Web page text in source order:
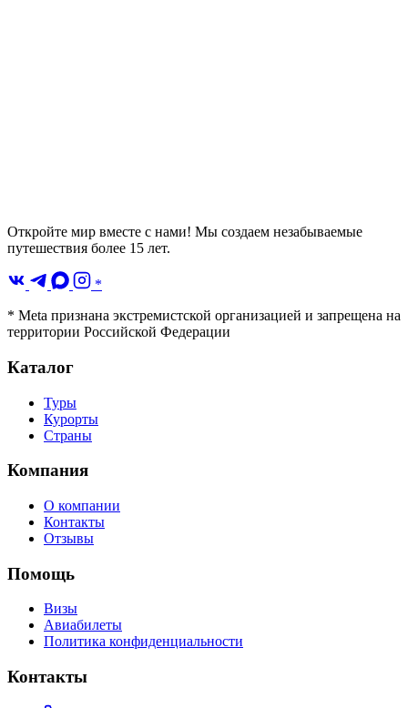
Откройте мир вместе с нами! Мы создаем незабываемые
путешествия более 15 лет.
*
* Meta признана экстремистской организацией и запрещена на
территории Российской Федерации
Каталог
Туры
Курорты
Страны
Компания
О компании
Контакты
Отзывы
Помощь
Визы
Авиабилеты
Политика конфиденциальности
Контакты